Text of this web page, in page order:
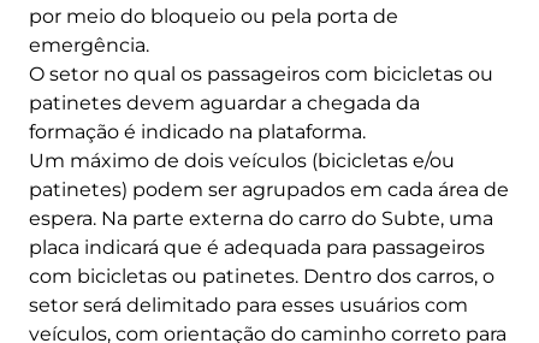
por meio do bloqueio ou pela porta de
emergência.
O setor no qual os passageiros com bicicletas ou
patinetes devem aguardar a chegada da
formação é indicado na plataforma.
Um máximo de dois veículos (bicicletas e/ou
patinetes) podem ser agrupados em cada área de
espera. Na parte externa do carro do Subte, uma
placa indicará que é adequada para passageiros
com bicicletas ou patinetes. Dentro dos carros, o
setor será delimitado para esses usuários com
veículos, com orientação do caminho correto para